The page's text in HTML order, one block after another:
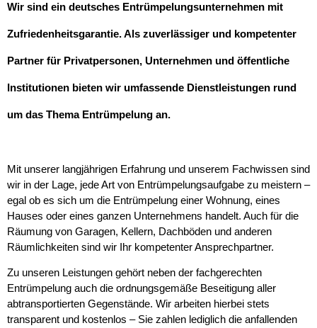
Wir sind ein deutsches Entrümpelungsunternehmen mit
Zufriedenheitsgarantie. Als zuverlässiger und kompetenter
Partner für Privatpersonen, Unternehmen und öffentliche
Institutionen bieten wir umfassende Dienstleistungen rund
um das Thema Entrümpelung an.
Mit unserer langjährigen Erfahrung und unserem Fachwissen sind
wir in der Lage, jede Art von Entrümpelungsaufgabe zu meistern –
egal ob es sich um die Entrümpelung einer Wohnung, eines
Hauses oder eines ganzen Unternehmens handelt. Auch für die
Räumung von Garagen, Kellern, Dachböden und anderen
Räumlichkeiten sind wir Ihr kompetenter Ansprechpartner.
Zu unseren Leistungen gehört neben der fachgerechten
Entrümpelung auch die ordnungsgemäße Beseitigung aller
abtransportierten Gegenstände. Wir arbeiten hierbei stets
transparent und kostenlos – Sie zahlen lediglich die anfallenden